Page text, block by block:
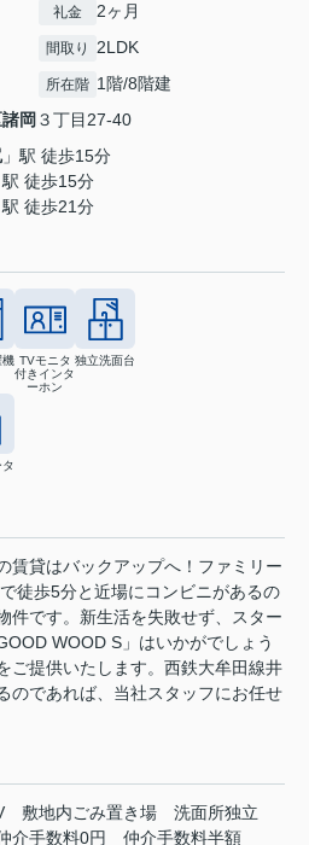
礼金 2ヶ月
間取り 2LDK
所在階 1階/8階建
諸岡 ３丁目27-40
」駅 徒歩15分
駅 徒歩15分
駅 徒歩21分
機 TVモニタ
付きインタ
ーホン
独立洗面台
賃貸はバックアップへ！ファミリー
徒歩5分と近場にコンビニがあるの
件です。新生活を失敗せず、スター
WOOD S」はいかがでしょう
ご提供いたします。西鉄大牟田線井
のであれば、当社スタッフにお任せ
敷地内ごみ置き場
洗面所独立
介手数料0円 仲介手数料半額